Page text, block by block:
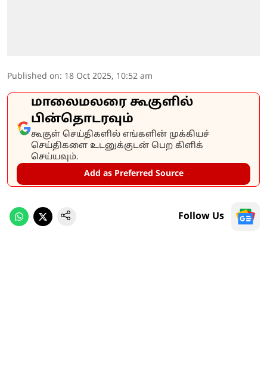
Published on: 18 Oct 2025, 10:52 am
மாலைமலரை கூகுளில்
பின்தொடரவும்
கூகுள் செய்திகளில் எங்களின் முக்கியச்
செய்திகளை உடனுக்குடன் பெற கிளிக்
செய்யவும்.
Add as Preferred Source
Follow Us